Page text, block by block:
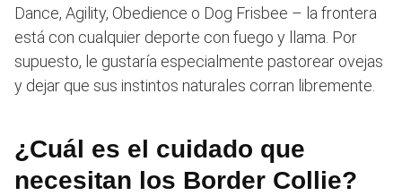
Dance, Agility, Obedience o Dog Frisbee – la frontera
está con cualquier deporte con fuego y llama. Por
supuesto, le gustaría especialmente pastorear ovejas
y dejar que sus instintos naturales corran libremente.
¿Cuál es el cuidado que
necesitan los Border Collie?